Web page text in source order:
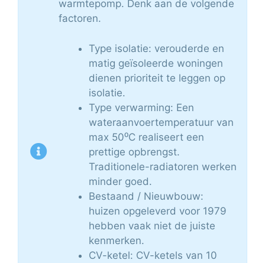
warmtepomp. Denk aan de volgende
factoren.
Type isolatie: verouderde en
matig geïsoleerde woningen
dienen prioriteit te leggen op
isolatie.
Type verwarming: Een
wateraanvoertemperatuur van
max 50⁰C realiseert een
prettige opbrengst.
Traditionele-radiatoren werken
minder goed.
Bestaand / Nieuwbouw:
huizen opgeleverd voor 1979
hebben vaak niet de juiste
kenmerken.
CV-ketel: CV-ketels van 10